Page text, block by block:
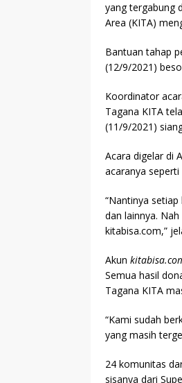
yang tergabung
Area (KITA)
Bantuan tahap
(12/9/2021)
Koordinator
Tagana KITA
(11/9/2021)
Acara digelar di
acaranya
“Nantinya
dan lainnya.
kitabisa.com,”
Akun
Semua hasil
Tagana KITA
“Kami sudah
yang masih
24 komunitas
sisanya dari